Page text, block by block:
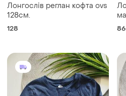
Лонгослів реглан кофта ovs
128см.
128 86